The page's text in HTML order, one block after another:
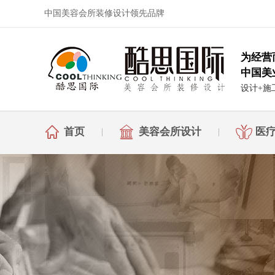
中国美容会所装修设计领先品牌
为经营
中国美
设计+施
首页 美容会所设计 医